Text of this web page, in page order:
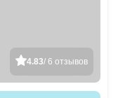
4.83/ 6 отзывов